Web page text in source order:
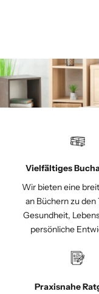
Vielfältiges
Wir bieten eine
an Büchern zu
Gesundheit,
persönliche
Praxisnahe